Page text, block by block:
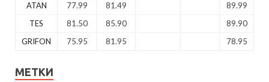
ATAN 77.99 81.49
89.99
TES
81.50 85.90
89.90
GRIFON
75.95 81.95 78.95
МЕТКИ